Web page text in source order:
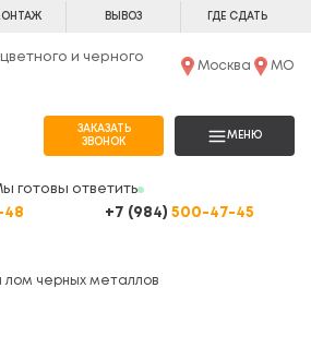
ВЫВОЗ ГДЕ СДАТЬ
и черного
Москва МО
готовы ответить
48 +7 (984) 500-47-45
ЗАКАЗАТЬ
ЗВОНОК
МЕНЮ
лом черных металлов